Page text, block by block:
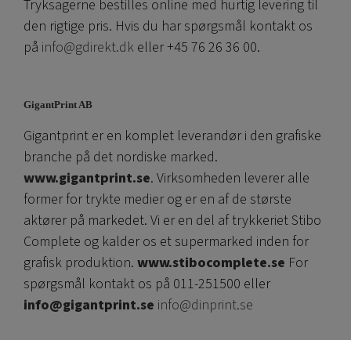
Tryksagerne bestilles online med hurtig levering til
den rigtige pris. Hvis du har spørgsmål kontakt os
på info@gdirekt.dk eller +45 76 26 36 00.
GigantPrint AB
Gigantprint er en komplet leverandør i den grafiske
branche på det nordiske marked.
www.gigantprint.se. Virksomheden leverer alle
former for trykte medier og er en af ​​de største
aktører på markedet. Vi er en del af trykkeriet Stibo
Complete og kalder os et supermarked inden for
grafisk produktion. www.stibocomplete.se For
spørgsmål kontakt os på 011-251500 eller
info@gigantprint.se info@dinprint.se